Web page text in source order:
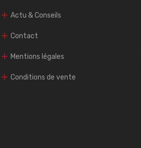
Actu & Conseils
Contact
Mentions légales
Conditions de vente